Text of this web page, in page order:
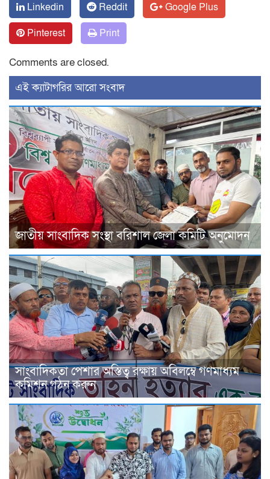
Linkedin Reddit
Google Plus
Pinterest
Print
Comments are closed.
‍এই ক্যাটাগরির ‍আরো সংবাদ
জাতীয় সাংবাদিক সংস্থা বরিশাল জেলা কমিটি অনুমোদন
সাংবাদিকতা পেশার অস্তিত্ব রক্ষায় অবিলম্বে গণমাধ্যম
কমিশন গঠন করুন